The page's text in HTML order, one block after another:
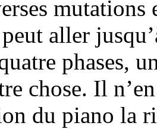
aller
phases,
chose. Il
du piano la